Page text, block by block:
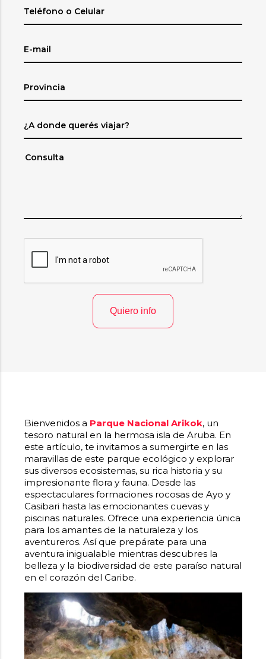
Bienvenidos a Parque Nacional Arikok, un
tesoro natural en la hermosa isla de Aruba. En
este artículo, te invitamos a sumergirte en las
maravillas de este parque ecológico y explorar
sus diversos ecosistemas, su rica historia y su
impresionante flora y fauna. Desde las
espectaculares formaciones rocosas de Ayo y
Casibari hasta las emocionantes cuevas y
piscinas naturales. Ofrece una experiencia única
para los amantes de la naturaleza y los
aventureros. Así que prepárate para una
aventura inigualable mientras descubres la
belleza y la biodiversidad de este paraíso natural
en el corazón del Caribe.